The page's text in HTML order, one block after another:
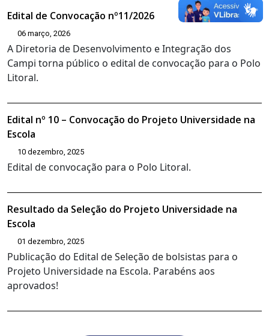
Edital de Convocação nº11/2026
06 março, 2026
A Diretoria de Desenvolvimento e Integração dos
Campi torna público o edital de convocação para o Polo
Litoral.
Edital nº 10 – Convocação do Projeto Universidade na
Escola
10 dezembro, 2025
Edital de convocação para o Polo Litoral.
Resultado da Seleção do Projeto Universidade na
Escola
01 dezembro, 2025
Publicação do Edital de Seleção de bolsistas para o
Projeto Universidade na Escola. Parabéns aos
aprovados!